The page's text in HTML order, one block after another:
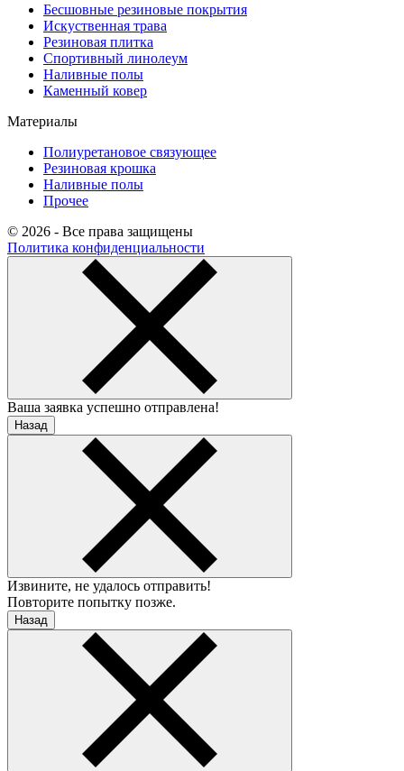
Бесшовные резиновые покрытия
Искуственная трава
Резиновая плитка
Спортивный линолеум
Наливные полы
Каменный ковер
Материалы
Полиуретановое связующее
Резиновая крошка
Наливные полы
Прочее
© 2026 - Все права защищены
Политика конфиденциальности
Ваша заявка успешно отправлена!
Назад
Извините, не удалось отправить!
Повторите попытку позже.
Назад